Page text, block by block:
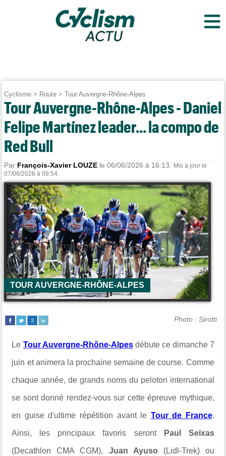
≡
Cyclisme > Route >Tour Auvergne-Rhône-Alpes
Tour Auvergne-Rhône-Alpes - Daniel
Felipe Martínez leader... la compo de
Red Bull
Par François-Xavier LOUZE le 06/06/2026 à 16:13.
Mis à jour le
07/06/2026 à 09:54.
TOUR AUVERGNE-RHÔNE-ALPES
Photo : Sirotti
Le Tour Auvergne-Rhône-Alpesdébute ce dimanche 7
juin et animera la prochaine semaine de course. Comme
chaque année, de grands noms du peloton international
se sont donné rendez-vous sur cette épreuve mythique,
en guise d'ultime répétition avant le Tour de France.
Ainsi, les principaux favoris seront Paul Seixas
(Decathlon CMA CGM), Juan Ayuso (Lidl-Trek) ou